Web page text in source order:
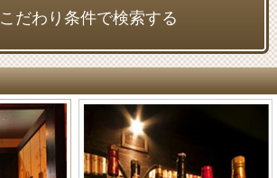
こだわり条件で検索する